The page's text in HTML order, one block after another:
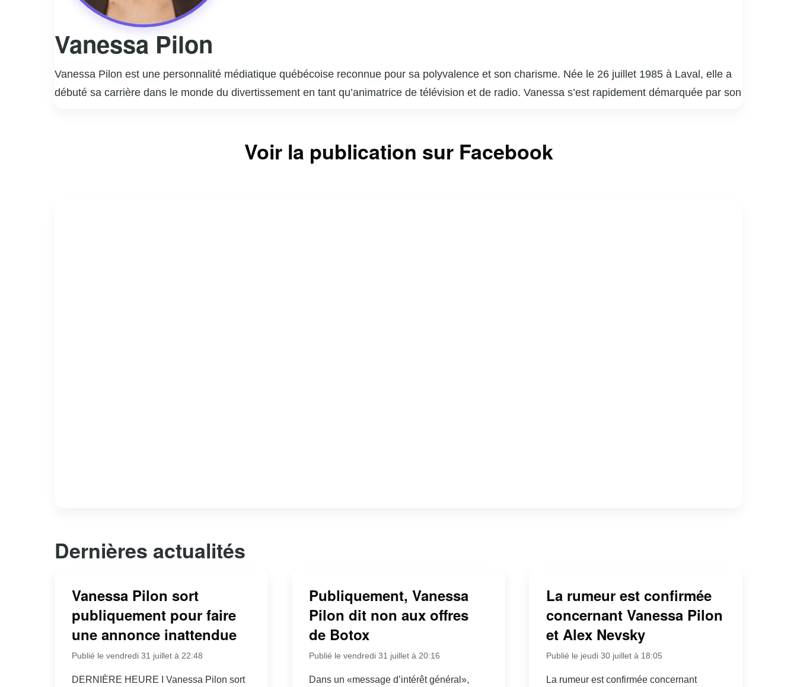
Vanessa Pilon
Vanessa Pilon est une personnalité médiatique québécoise reconnue pour sa polyvalence et son charisme. Née le 26 juillet 1985 à Laval, elle a
débuté sa carrière dans le monde du divertissement en tant qu’animatrice de télévision et de radio. Vanessa s’est rapidement démarquée par son
son énergie contagieuse et sa passion pour la culture pop. En plus de ses talents d’animatrice, Vanessa Pilon est également reconnue pour son
Voir la publication sur Facebook
Dernières actualités
Vanessa Pilon sort
publiquement pour faire
une annonce inattendue
Publié le vendredi 31 juillet à 22:48
DERNIÈRE HEURE I Vanessa Pilon sort
Publiquement, Vanessa
Pilon dit non aux offres
de Botox
Publié le vendredi 31 juillet à 20:16
Dans un «message d’intérêt général»,
La rumeur est confirmée
concernant Vanessa Pilon
et Alex Nevsky
Publié le jeudi 30 juillet à 18:05
La rumeur est confirmée concernant